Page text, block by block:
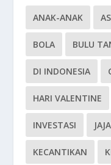
ANAK-ANAK
BOLA BULU
DI INDONESIA
HARI VALENTINE
INVESTASI
KECANTIKAN